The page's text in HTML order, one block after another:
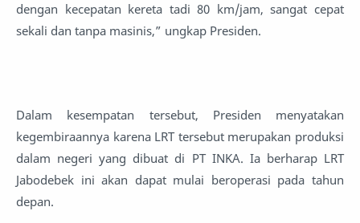
dengan kecepatan kereta tadi 80 km/jam, sangat cepat
sekali dan tanpa masinis,” ungkap Presiden.
Dalam kesempatan tersebut, Presiden menyatakan
kegembiraannya karena LRT tersebut merupakan produksi
dalam negeri yang dibuat di PT INKA. Ia berharap LRT
Jabodebek ini akan dapat mulai beroperasi pada tahun
depan.